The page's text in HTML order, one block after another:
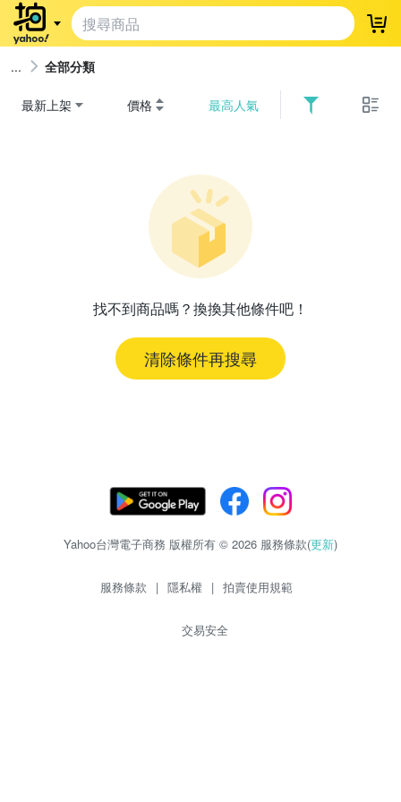
登
全部分類
最新上架 價格 最高人氣
找不到商品嗎？換換其他條件吧！
清除條件再搜尋
Yahoo台灣電子商務 版權所有 © 2026 服務條款(更新)
服務條款 | 隱私權 | 拍賣使用規範
交易安全